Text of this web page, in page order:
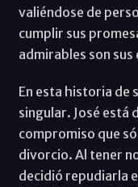
valiéndose de
cumplir sus
admirables son sus
En esta historia de
singular. José está
compromiso que
divorcio. Al tener
decidió repudiarla